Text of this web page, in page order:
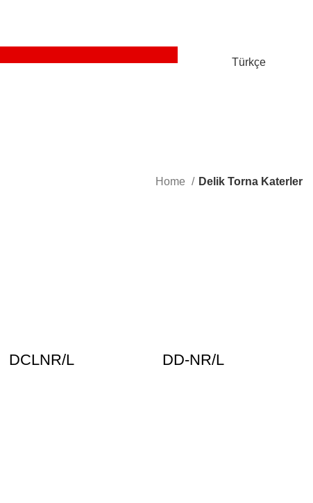
Türkçe
Home Delik Torna Katerler
DCLNR/L DD-NR/L